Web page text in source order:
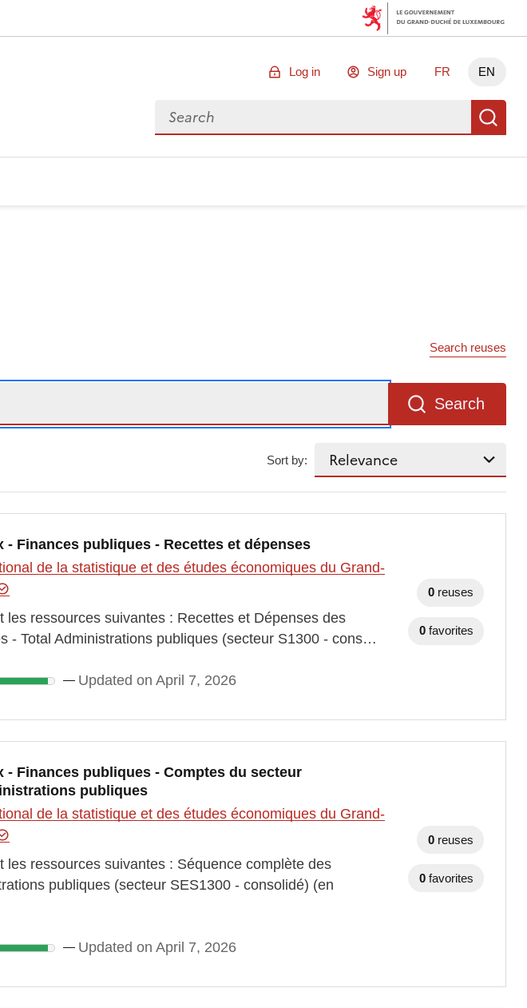
Log in Sign up FR EN
Search for data
Search reuses
Search
Sort by:
- Finances publiques - Recettes et dépenses
de la statistique et des études économiques du Grand-
les ressources suivantes : Recettes et Dépenses des
- Total Administrations publiques (secteur S1300 - cons…
Updated on April 7, 2026
0 reuses
0 favorites
- Finances publiques - Comptes du secteur
publiques
de la statistique et des études économiques du Grand-
les ressources suivantes : Séquence complète des
publiques (secteur SES1300 - consolidé) (en
Updated on April 7, 2026
0 reuses
0 favorites